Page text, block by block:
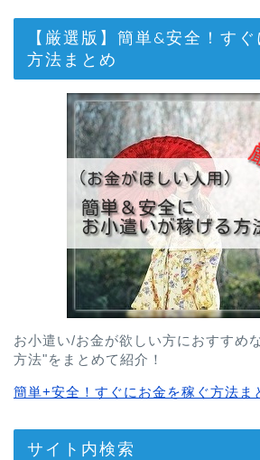
【厳選版】簡単&安全！す
方法まとめ
お小遣い/お金が欲しい方におすすめ
方法"をまとめて紹介！
簡単+安全！すぐにお金を稼ぐ方法ま
サイト内検索